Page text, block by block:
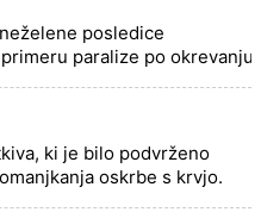
posledice
paralize po okrevanju
ki je bilo podvrženo
oskrbe s krvjo.